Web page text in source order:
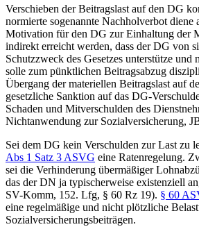
Verschieben der Beitragslast auf den DG
normierte sogenannte Nachholverbot diene
Motivation für den DG zur Einhaltung der
indirekt erreicht werden, dass der DG von
Schutzzweck des Gesetzes unterstütze
solle zum pünktlichen Beitragsabzug
Übergang der materiellen Beitragslast auf
gesetzliche Sanktion auf das DG-
Schaden und Mitverschulden des
Nichtanwendung zur Sozialversicherung,
Sei dem DG kein Verschulden zur Last zu
Abs 1 Satz 3 ASVG eine Ratenregelung.
sei die Verhinderung übermäßiger
das der DN ja typischerweise existenziell
SV-Komm, 152. Lfg, § 60 Rz 19). § 60
eine regelmäßige und nicht plötzliche
Sozialversicherungsbeiträgen.